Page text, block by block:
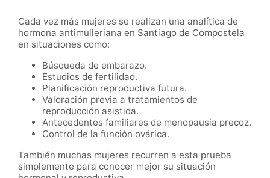
Cada vez más mujeres se realizan una analítica de
hormona antimulleriana en Santiago de Compostela
en situaciones como:
Búsqueda de embarazo.
Estudios de fertilidad.
Planificación reproductiva futura.
Valoración previa a tratamientos de
reproducción asistida.
Antecedentes familiares de menopausia precoz.
Control de la función ovárica.
También muchas mujeres recurren a esta prueba
simplemente para conocer mejor su situación